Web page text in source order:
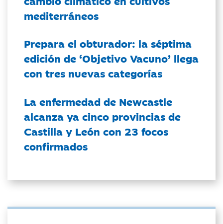
mediterráneos
Prepara el obturador: la séptima
edición de ‘Objetivo Vacuno’ llega
con tres nuevas categorías
La enfermedad de Newcastle
alcanza ya cinco provincias de
Castilla y León con 23 focos
confirmados